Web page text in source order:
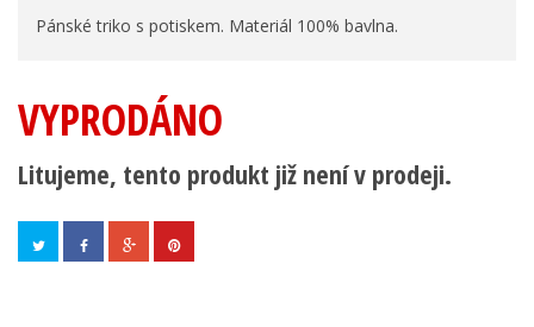
Pánské triko s potiskem. Materiál 100% bavlna.
VYPRODÁNO
Litujeme, tento produkt již není v prodeji.